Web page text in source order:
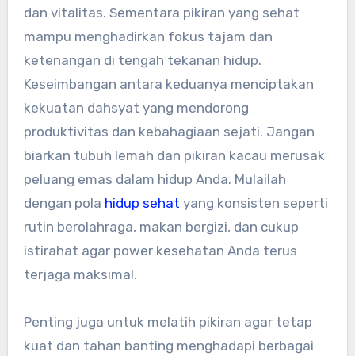
dan vitalitas. Sementara pikiran yang sehat
mampu menghadirkan fokus tajam dan
ketenangan di tengah tekanan hidup.
Keseimbangan antara keduanya menciptakan
kekuatan dahsyat yang mendorong
produktivitas dan kebahagiaan sejati. Jangan
biarkan tubuh lemah dan pikiran kacau merusak
peluang emas dalam hidup Anda. Mulailah
dengan pola hidup sehat yang konsisten seperti
rutin berolahraga, makan bergizi, dan cukup
istirahat agar power kesehatan Anda terus
terjaga maksimal.
Penting juga untuk melatih pikiran agar tetap
kuat dan tahan banting menghadapi berbagai